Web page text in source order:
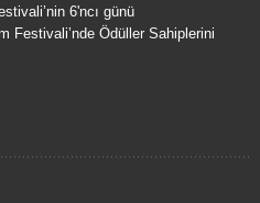
6'ncı günü
Festivali’nde Ödüller Sahiplerini